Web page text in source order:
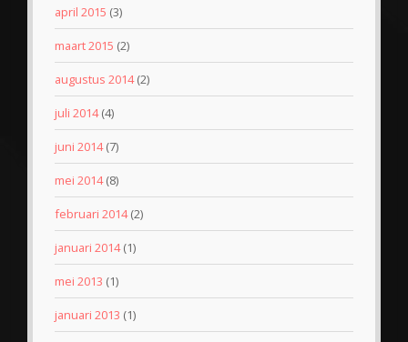
april 2015 (3)
maart 2015 (2)
augustus 2014(2)
juli 2014(4)
juni 2014(7)
mei 2014(8)
februari 2014(2)
januari 2014(1)
mei 2013 (1)
januari 2013 (1)